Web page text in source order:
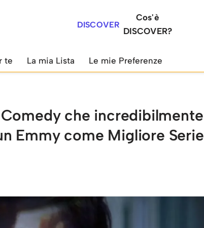
DISCOVER
Cos'è
DISCOVER?
te La mia Lista Le mie Preferenze
che incredibilmente
Emmy come Migliore Serie